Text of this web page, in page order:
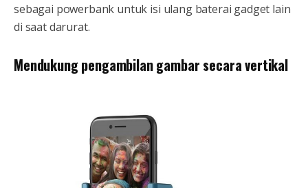
sebagai powerbank untuk isi ulang baterai gadget lain
di saat darurat.
Mendukung pengambilan gambar secara vertikal